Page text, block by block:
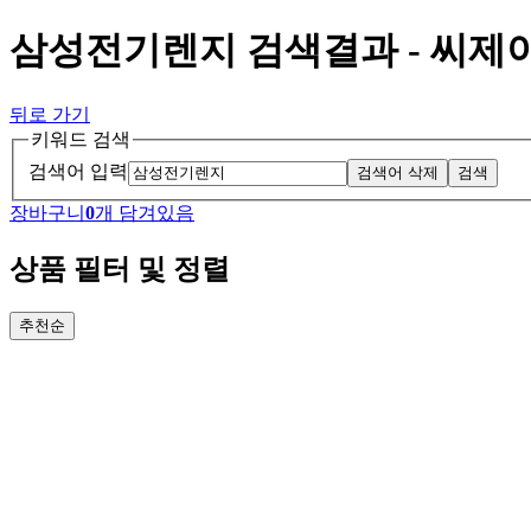
삼성전기렌지 검색결과 - 씨제
뒤로 가기
키워드 검색
검색어 입력
검색어 삭제 검색
장바구니 0개 담겨있음
상품 필터 및 정렬
추천순